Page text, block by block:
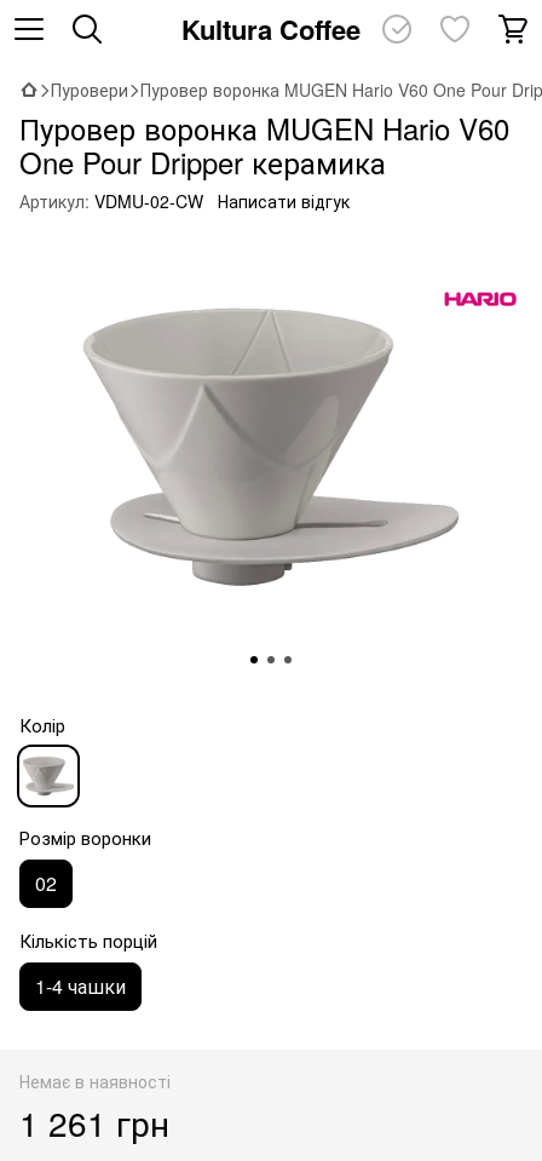
Kultura Coffee
Пуровери Пуровер воронка MUGEN Hario V60 One Pour
Пуровер воронка MUGEN Hario V60
One Pour Dripper керамика
Артикул: VDMU-02-CW Написати відгук
Колір
Розмір воронки
02
Кількість порцій
1-4 чашки
Немає в наявності
1 261 грн